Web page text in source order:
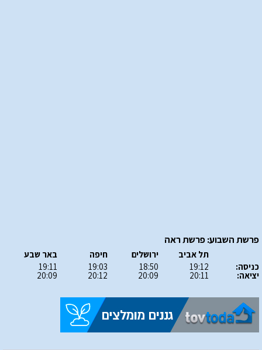
פרשת השבוע: פרשת ראה
כניסה:
יציאה:
תל אביב
19:12
20:11
ירושלים
18:50
20:09
חיפה
19:03
20:12
באר שבע
19:11
20:09